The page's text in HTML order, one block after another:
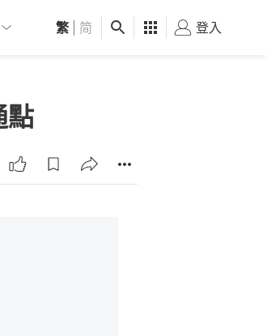
深圳 觀點 健康 好食玩飛
繁 简 登入
點